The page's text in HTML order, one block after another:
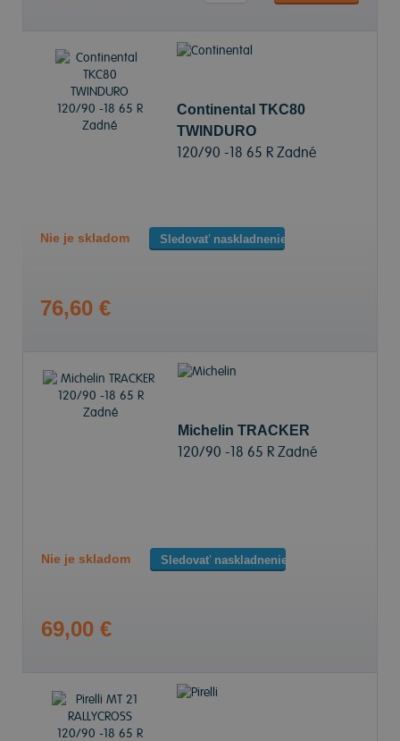
Continental TKC80
TWINDURO
120/90 -18 65 R Zadné
Nie je skladom Sledovať naskladnenie
76,60 €
Michelin TRACKER
120/90 -18 65 R Zadné
Nie je skladom Sledovať naskladnenie
69,00 €